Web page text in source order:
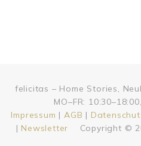
felicitas – Home Stories,
MO–FR:
Impressum | AGB |
| Newsletter Copyright ©